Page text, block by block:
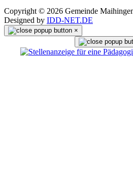
Copyright © 2026 Gemeinde
Designed by IDD-NET.DE
×